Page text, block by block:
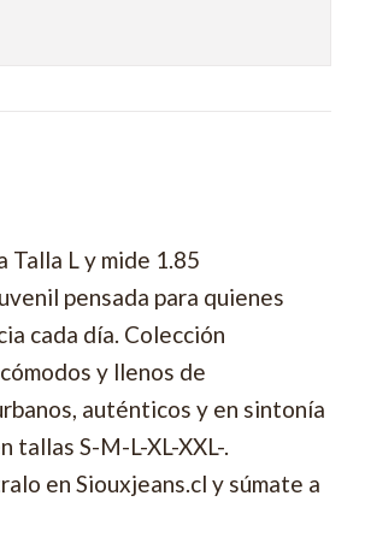
L y mide 1.85
pensada para quienes
cada día. Colección
y llenos de
auténticos y en sintonía
tallas S-M-L-XL-XXL-.
en Siouxjeans.cl y súmate a